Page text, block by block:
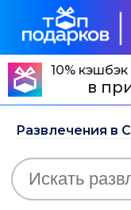
10%
в
Развлечения в